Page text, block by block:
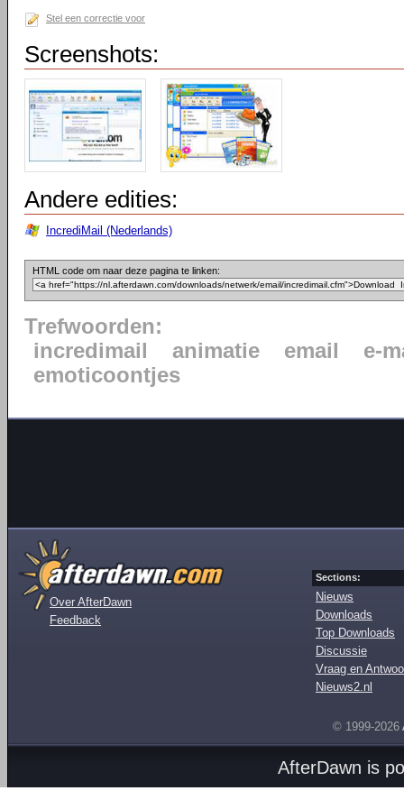
Stel een correctie voor
Screenshots:
Andere edities:
IncrediMail (Nederlands)
HTML code om naar deze pagina te linken:
Trefwoorden:
incredimail
animatie email
e-
emoticoontjes
Over AfterDawn
Feedback
Sections:
Nieuws
Downloads
Top Downloads
Discussie
Vraag en
Nieuws2.nl
© 1999-2026
AfterDawn is